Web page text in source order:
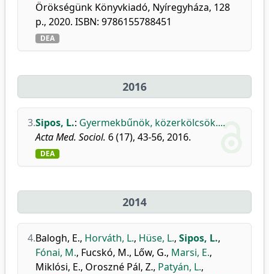
Örökségünk Könyvkiadó, Nyíregyháza, 128
p., 2020. ISBN: 9786155788451
DEA
2016
3.Sipos, L.: Gyermekbűnök, közerkölcsök....
Acta Med. Sociol. 6 (17), 43-56, 2016.
DEA
2014
4.Balogh, E., Horváth, L., Hüse, L., Sipos, L.,
Fónai, M., Fucskó, M., Lőw, G., Marsi, E.,
Miklósi, E., Oroszné Pál, Z., Patyán, L.,